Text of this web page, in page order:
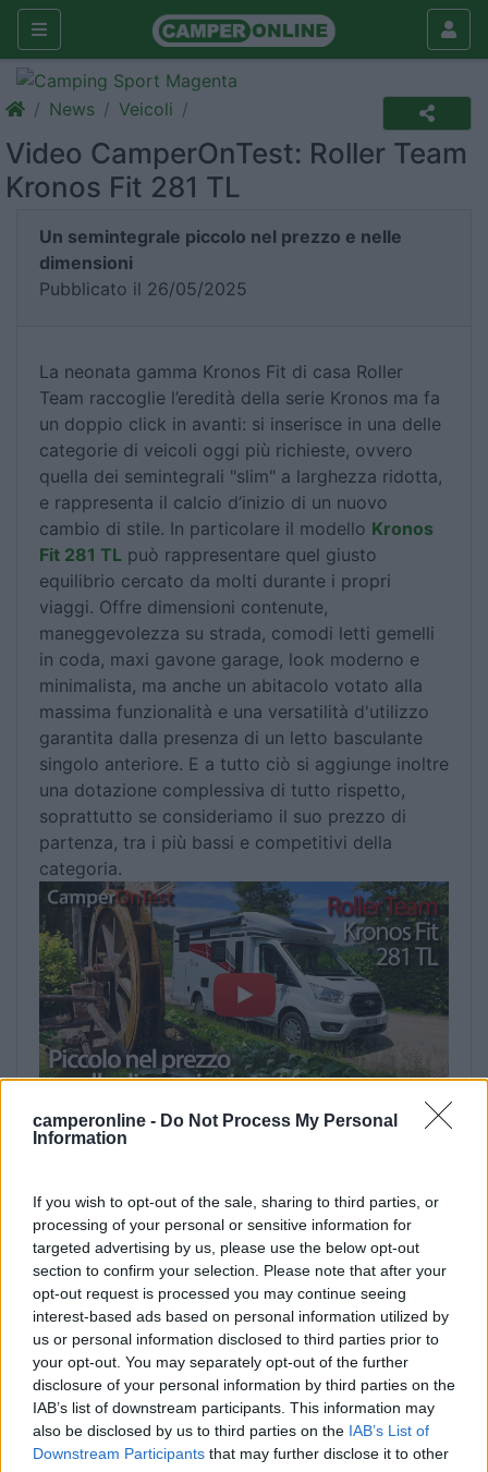
camperonline - Do Not Process My Personal
Information
If you wish to opt-out of the sale, sharing to third parties, or
processing of your personal or sensitive information for
targeted advertising by us, please use the below opt-out
section to confirm your selection. Please note that after your
opt-out request is processed you may continue seeing
interest-based ads based on personal information utilized by
us or personal information disclosed to third parties prior to
your opt-out. You may separately opt-out of the further
disclosure of your personal information by third parties on the
IAB’s list of downstream participants. This information may
also be disclosed by us to third parties on the IAB’s List of
Downstream Participants that may further disclose it to other
News Veicoli
Video CamperOnTest: Roller Team
Kronos Fit 281 TL
Un semintegrale piccolo nel prezzo e nelle
dimensioni
Pubblicato il 26/05/2025
La neonata gamma Kronos Fit di casa Roller
Team raccoglie l’eredità della serie Kronos ma fa
un doppio click in avanti: si inserisce in una delle
categorie di veicoli oggi più richieste, ovvero
quella dei semintegrali "slim" a larghezza ridotta,
e rappresenta il calcio d’inizio di un nuovo
cambio di stile. In particolare il modello Kronos
Fit 281 TL può rappresentare quel giusto
equilibrio cercato da molti durante i propri
viaggi. Offre dimensioni contenute,
maneggevolezza su strada, comodi letti gemelli
in coda, maxi gavone garage, look moderno e
minimalista, ma anche un abitacolo votato alla
massima funzionalità e una versatilità d'utilizzo
garantita dalla presenza di un letto basculante
singolo anteriore. E a tutto ciò si aggiunge inoltre
una dotazione complessiva di tutto rispetto,
soprattutto se consideriamo il suo prezzo di
partenza, tra i più bassi e competitivi della
categoria.
Tutte le notizie relative a:
Roller Team ,CamperOnTest,CamperOnLine TV
Profilato
Prev
AL-KO VTE e l’innovativo ONDA
Smart System
Next
Salone del Camper di Parma: dal 13
al 21 settembre, nei padiglioni di
Fiere di Parma
Commenti